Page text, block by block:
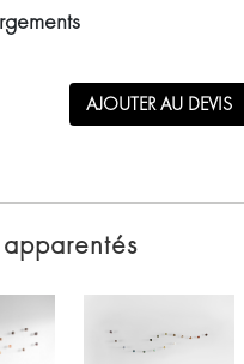
AJOUTER AU DEVIS
apparentés